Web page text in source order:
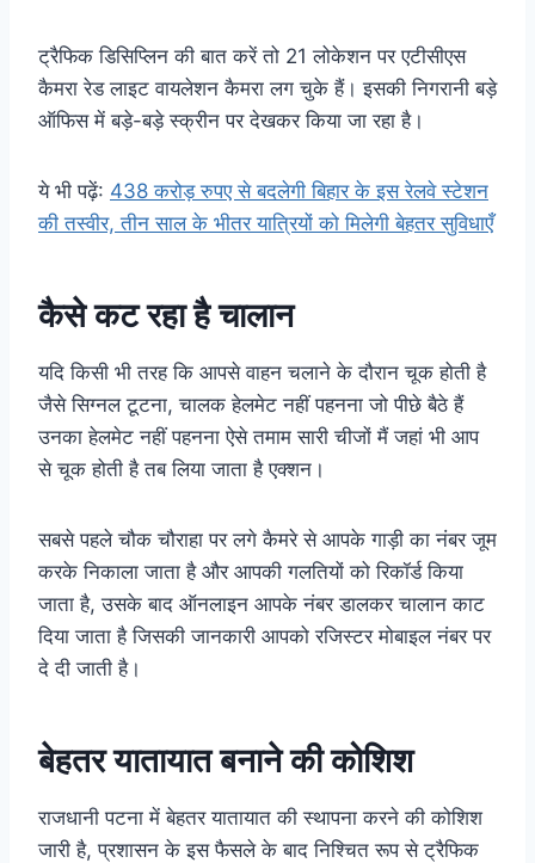
ट्रैफिक डिसिप्लिन की बात करें तो 21 लोकेशन पर एटीसीएस
कैमरा रेड लाइट वायलेशन कैमरा लग चुके हैं। इसकी निगरानी बड़े
ऑफिस में बड़े-बड़े स्क्रीन पर देखकर किया जा रहा है।
ये भी पढ़ें: 438 करोड़ रुपए से बदलेगी बिहार के इस रेलवे स्टेशन
की तस्वीर, तीन साल के भीतर यात्रियों को मिलेगी बेहतर सुविधाएँ
कैसे कट रहा है चालान
यदि किसी भी तरह कि आपसे वाहन चलाने के दौरान चूक होती है
जैसे सिग्नल टूटना, चालक हेलमेट नहीं पहनना जो पीछे बैठे हैं
उनका हेलमेट नहीं पहनना ऐसे तमाम सारी चीजों मैं जहां भी आप
से चूक होती है तब लिया जाता है एक्शन।
सबसे पहले चौक चौराहा पर लगे कैमरे से आपके गाड़ी का नंबर जूम
करके निकाला जाता है और आपकी गलतियों को रिकॉर्ड किया
जाता है, उसके बाद ऑनलाइन आपके नंबर डालकर चालान काट
दिया जाता है जिसकी जानकारी आपको रजिस्टर मोबाइल नंबर पर
दे दी जाती है।
बेहतर यातायात बनाने की कोशिश
राजधानी पटना में बेहतर यातायात की स्थापना करने की कोशिश
जारी है, प्रशासन के इस फैसले के बाद निश्चित रूप से ट्रैफिक